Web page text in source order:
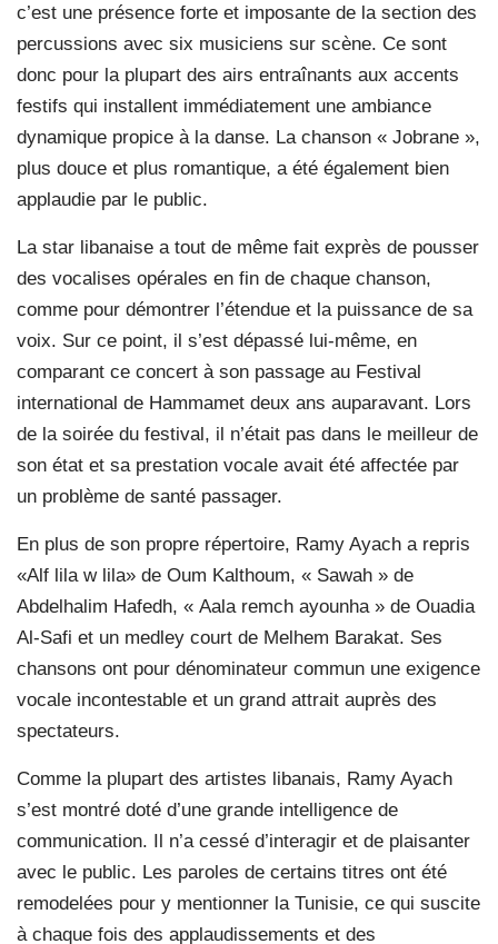
c’est une présence forte et imposante de la section des
percussions avec six musiciens sur scène. Ce sont
donc pour la plupart des airs entraînants aux accents
festifs qui installent immédiatement une ambiance
dynamique propice à la danse. La chanson « Jobrane »,
plus douce et plus romantique, a été également bien
applaudie par le public.
La star libanaise a tout de même fait exprès de pousser
des vocalises opérales en fin de chaque chanson,
comme pour démontrer l’étendue et la puissance de sa
voix. Sur ce point, il s’est dépassé lui-même, en
comparant ce concert à son passage au Festival
international de Hammamet deux ans auparavant. Lors
de la soirée du festival, il n’était pas dans le meilleur de
son état et sa prestation vocale avait été affectée par
un problème de santé passager.
En plus de son propre répertoire, Ramy Ayach a repris
«Alf lila w lila» de Oum Kalthoum, « Sawah » de
Abdelhalim Hafedh, « Aala remch ayounha » de Ouadia
Al-Safi et un medley court de Melhem Barakat. Ses
chansons ont pour dénominateur commun une exigence
vocale incontestable et un grand attrait auprès des
spectateurs.
Comme la plupart des artistes libanais, Ramy Ayach
s’est montré doté d’une grande intelligence de
communication. Il n’a cessé d’interagir et de plaisanter
avec le public. Les paroles de certains titres ont été
remodelées pour y mentionner la Tunisie, ce qui suscite
à chaque fois des applaudissements et des